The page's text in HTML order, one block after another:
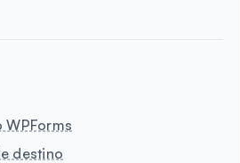
destino